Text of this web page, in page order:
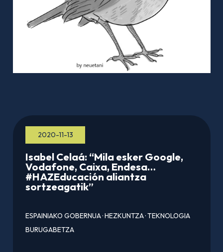
2020-11-13
Isabel Celaá: “Mila esker Google,
Vodafone, Caixa, Endesa…
#HAZEducación aliantza
sortzeagatik”
ESPAINIAKO GOBERNUA·HEZKUNTZA·TEKNOLOGIA
BURUGABETZA